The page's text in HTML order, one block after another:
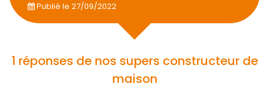
Publié le 27/09/2022
1 réponses de nos supers constructeur de
maison